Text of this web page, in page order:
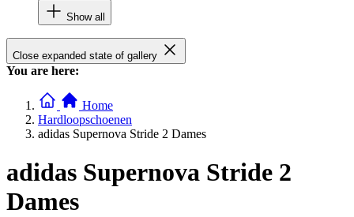
Show all
Close expanded state of gallery
You are here:
Home
Hardloopschoenen
adidas Supernova Stride 2 Dames
adidas Supernova Stride 2
Dames